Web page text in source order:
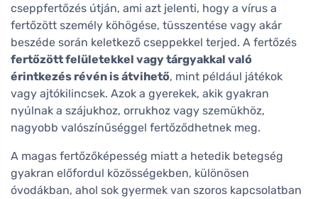
cseppfertőzés útján, ami azt jelenti, hogy a vírus a
fertőzött személy köhögése, tüsszentése vagy akár
beszéde során keletkező cseppekkel terjed. A fertőzés
fertőzött felületekkel vagy tárgyakkal való
érintkezés révén is átvihető, mint például játékok
vagy ajtókilincsek. Azok a gyerekek, akik gyakran
nyúlnak a szájukhoz, orrukhoz vagy szemükhöz,
nagyobb valószínűséggel fertőződhetnek meg.
A magas fertőzőképesség miatt a hetedik betegség
gyakran előfordul közösségekben, különösen
óvodákban, ahol sok gyermek van szoros kapcsolatban